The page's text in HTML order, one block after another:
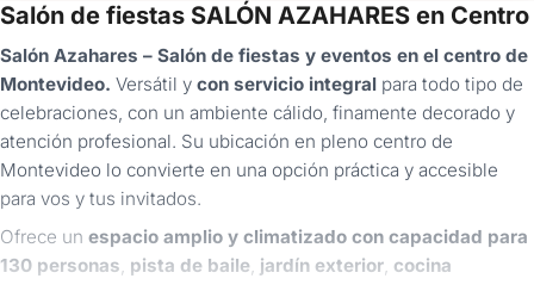
Salón de fiestas SALÓN AZAHARES en Centro
Salón Azahares – Salón de fiestas y eventos en el centro de
Montevideo. Versátil y con servicio integral para todo tipo de
celebraciones, con un ambiente cálido, finamente decorado y
atención profesional. Su ubicación en pleno centro de
Montevideo lo convierte en una opción práctica y accesible
para vos y tus invitados.
Ofrece un espacio amplio y climatizado con capacidad para
130 personas pista de baile jardín exterior cocina
×
Consultar
¿Ya
tenés
cuenta?
Iniciá
aquí
para